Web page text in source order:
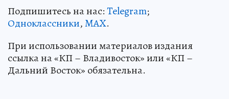
Подпишитесь на нас:Telegram;
Одноклассники,MAX.
При использовании материалов издания
ссылка на «КП – Владивосток» или «КП –
Дальний Восток» обязательна.